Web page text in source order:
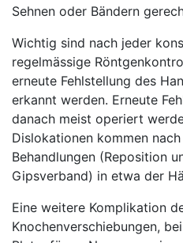
Sehnen oder Bändern
Wichtig sind nach jeder
regelmässige
erneute Fehlstellung des
erkannt werden. Erneute
danach meist operiert
Dislokationen kommen
Behandlungen (Reposition
Gipsverband) in etwa der
Eine weitere Komplikation
Knochenverschiebungen,